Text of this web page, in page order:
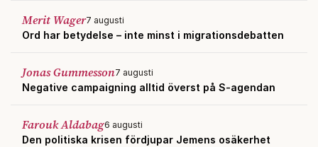
Merit Wager7 augusti
Ord har betydelse – inte minst i migrationsdebatten
Jonas Gummesson7 augusti
Negative campaigning alltid överst på S-agendan
Farouk Aldabag6 augusti
Den politiska krisen fördjupar Jemens osäkerhet